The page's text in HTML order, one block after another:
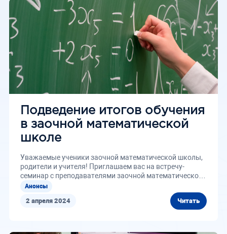
2 апреля 2024 Читать
Подведение итогов обучения
в заочной математической
школе
Уважаемые ученики заочной математической школы,
родители и учителя! Приглашаем вас на встречу-
семинар с преподавателями заочной математической
школы...
Анонсы